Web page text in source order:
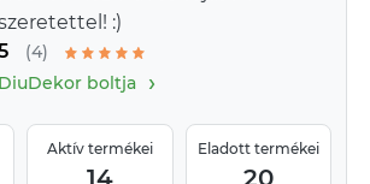
:)
(4)
DiuDekor boltja›
Aktív termékei
14
Eladott termékei
20